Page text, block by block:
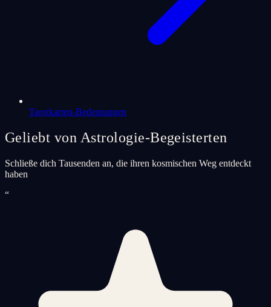
Tarotkarten-Bedeutungen
Geliebt von Astrologie-Begeisterten
Schließe dich Tausenden an, die ihren kosmischen Weg entdeckt
haben
“